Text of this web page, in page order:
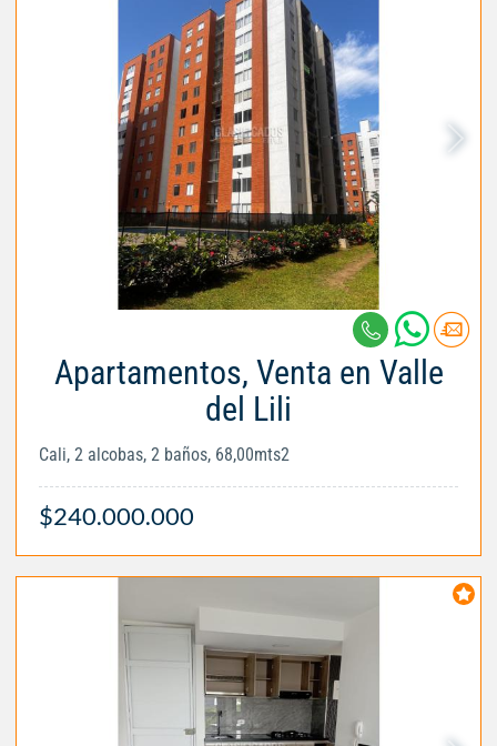
Apartamentos, Venta en Valle
del Lili
Cali, 2 alcobas, 2 baños, 68,00mts2
$240.000.000